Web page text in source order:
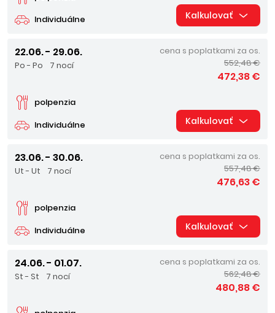
Individuálne Kalkulovať
22.06. - 29.06.
Po - Po 7 nocí
Individuálne
polpenzia
cena s poplatkami za os.
552,48 €
472,38 €
Kalkulovať
23.06. - 30.06.
Ut - Ut 7 nocí
Individuálne
polpenzia
cena s poplatkami za os.
557,48 €
476,63 €
Kalkulovať
24.06. - 01.07.
St - St 7 nocí
cena s poplatkami za os.
562,48 €
480,88 €